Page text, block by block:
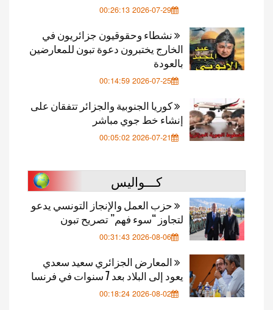
2026-07-29 00:26:13
نشطاء وحقوقيون جزائريون في
الخارج يختبرون دعوة تبون للمعارضين
بالعودة
2026-07-25 00:14:59
كوريا الجنوبية والجزائر تتفقان على
إنشاء خط جوي مباشر
2026-07-21 00:05:02
كـــواليس
حزب العمل والإنجاز التونسي يدعو
لتجاوز “سوء فهم” تصريح تبون
2026-08-06 00:31:43
المعارض الجزائري سعيد سعدي
يعود إلى البلاد بعد 7 سنوات في فرنسا
2026-08-02 00:18:24